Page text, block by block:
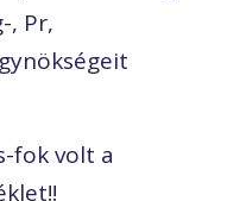
, Pr,
fok volt a